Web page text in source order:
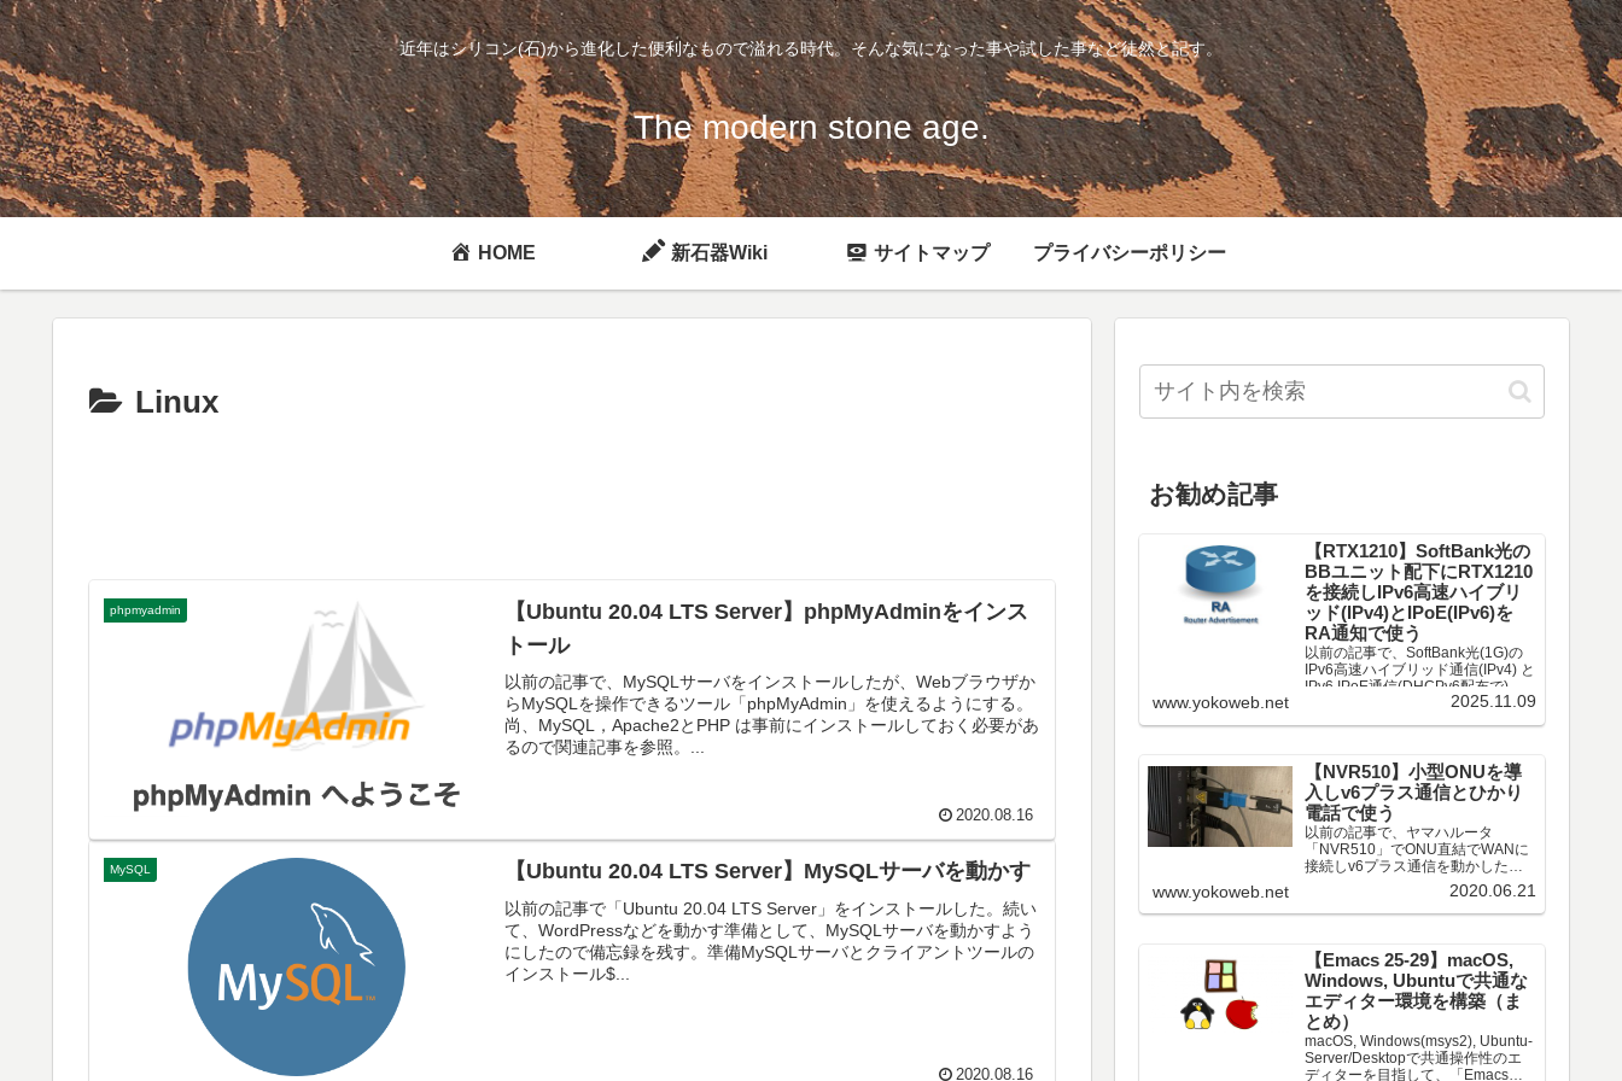
近年はシリコン(石)から進化した便利なもので溢れる時代。そんな気になった事や試した事など徒然と記す。
The modern stone age.
HOME 新石器Wiki サイトマップ プライバシーポリシー
Linux
phpmyadmin
【Ubuntu 20.04 LTS Server】phpMyAdminをインス
トール
以前の記事で、MySQLサーバをインストールしたが、Webブラウザか
らMySQLを操作できるツール「phpMyAdmin」を使えるようにする。
尚、MySQL，Apache2とPHP は事前にインストールしておく必要があ
るので関連記事を参照。...
2020.08.16
MySQL 【Ubuntu 20.04 LTS Server】MySQLサーバを動かす
以前の記事で「Ubuntu 20.04 LTS Server」をインストールした。続い
て、WordPressなどを動かす準備として、MySQLサーバを動かすよう
にしたので備忘録を残す。準備MySQLサーバとクライアントツールの
インストール$...
2020.08.16
お勧め記事
【RTX1210】SoftBank光の
BBユニット配下にRTX1210
を接続しIPv6高速ハイブリ
ッド(IPv4)とIPoE(IPv6)を
RA通知で使う
以前の記事で、SoftBank光(1G)の
IPv6高速ハイブリッド通信(IPv4) と
IPv6 IPoE通信(DHCPv6配布で)は
別配線でNTTのホームゲートウェイ
www.yokoweb.net 2025.11.09
【NVR510】小型ONUを導
入しv6プラス通信とひかり
電話で使う
以前の記事で、ヤマハルータ
「NVR510」でONU直結でWANに
接続しv6プラス通信を動かした。
続いて、WANを「小型ONU」に交
換したので備忘録を残す。小型
ONUの申し込み小型ONUは、ルー
ONUデバイス。N...
www.yokoweb.net 2020.06.21
【Emacs 25-29】macOS,
Windows, Ubuntuで共通な
エディター環境を構築（ま
とめ）
macOS, Windows(msys2), Ubuntu-
Server/Desktopで共通操作性のエ
ディターを目指して、「Emacs」